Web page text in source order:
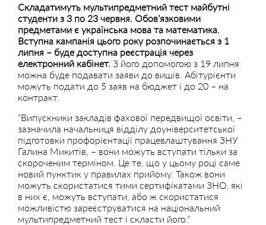
Складатимуть мультипредметний тест майбутні
студенти з 3 по 23 червня. Обов’язковими
предметами є українська мова та математика.
Вступна кампанія цього року розпочинається з 1
липня – буде доступна реєстрація через
електронний кабінет. З його допомогою з 19 липня
можна буде подавати заяви до вишів. Абітурієнти
можуть подати до 5 заяв на бюджет і до 20 – на
контракт.
“Випускники закладів фахової передвищої освіти, –
зазначила начальниця відділу доуніверситетської
підготовки профорієнтації працевлаштування ЗНУ
Галина Микитів, – вони можуть вступати тільки за
скороченим терміном. Це те, що у цьому році саме
новий пунктик у правилах прийому. Також вони
можуть скористатися тими сертифікатами ЗНО, які
в них є, можуть вступати, або ж скористатися
можливістю зареєструватися на національний
мультипредметний тест і скласти його.”